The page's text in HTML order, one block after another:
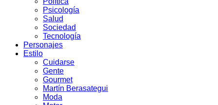
Psicología
Salud
Sociedad
Tecnología
Personajes
Estilo
Cuidarse
Gente
Gourmet
Martín Berasategui
Moda